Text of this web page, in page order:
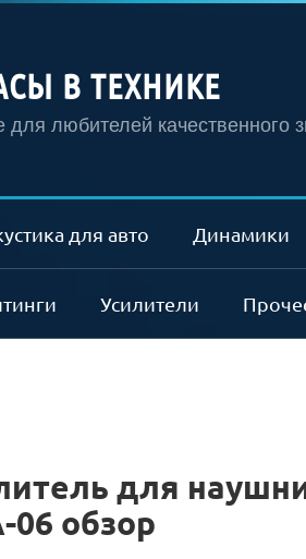
В ТЕХНИКЕ
для любителей качественного
для авто Динамики
Усилители
для
06 обзор